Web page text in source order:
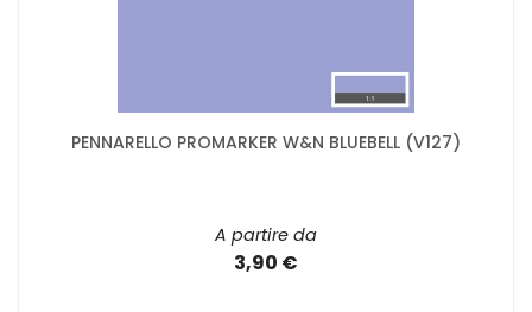
PENNARELLO PROMARKER W&N BLUEBELL (V127)
A partire da
3,90 €